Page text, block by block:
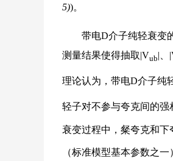
5))。
带电D介子纯轻衰变的
测量结果使得抽取|Vub|、
理论认为，带电D介子纯
轻子对不参与夸克间的强
衰变过程中，粲夸克和
（标准模型基本参数之